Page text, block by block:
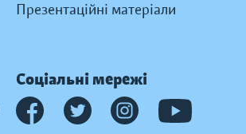
Презентаційні матеріали
Соціальні мережі